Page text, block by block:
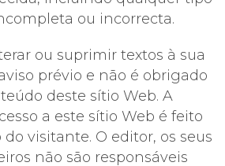
ou incorrecta.
ou suprimir textos à sua
prévio e não é obrigado
deste sítio Web. A
a este sítio Web é feito
visitante. O editor, os seus
não são responsáveis